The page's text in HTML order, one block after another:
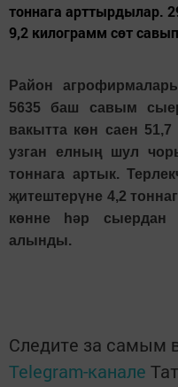
тоннага арттырдылар.
9,2 килограмм сөт
Район
5635 баш савым
вакытта көн саен
узган елның шул
тоннага артык.
җитештерүне 4,2
көнне һәр сыердан
алынды.
Следите за самым
Telegram-канале